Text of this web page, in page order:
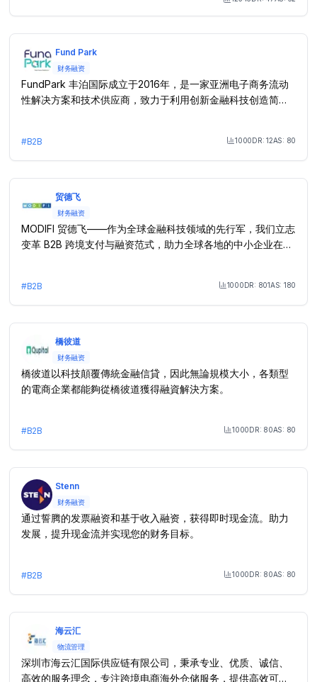
Month Visit
Fund Park
财务融资
FundPark 丰泊国际成立于2016年，是一家亚洲电子商务流动
性解决方案和技术供应商，致力于利用创新金融科技创造简单
#B2B Month Visit
1000DR:12AS: 80
贸德飞
财务融资
MODIFI 贸德飞——作为全球金融科技领域的先行军，我们立志
变革 B2B 跨境支付与融资范式，助力全球各地的中小企业在国
#B2B Month Visit
1000DR: 801AS: 180
橋彼道
财务融资
橋彼道以科技顛覆傳統金融信貸，因此無論規模大小，各類型
的電商企業都能夠從橋彼道獲得融資解決方案。
#B2B Month Visit
1000DR: 80AS: 80
Stenn
财务融资
通过誓腾的发票融资和基于收入融资，获得即时现金流。助力
发展，提升现金流并实现您的财务目标。
#B2B Month Visit
1000DR: 80AS: 80
海云汇
物流管理
深圳市海云汇国际供应链有限公司，秉承专业、优质、诚信、
高效的服务理念，专注跨境电商海外仓储服务，提供高效可靠